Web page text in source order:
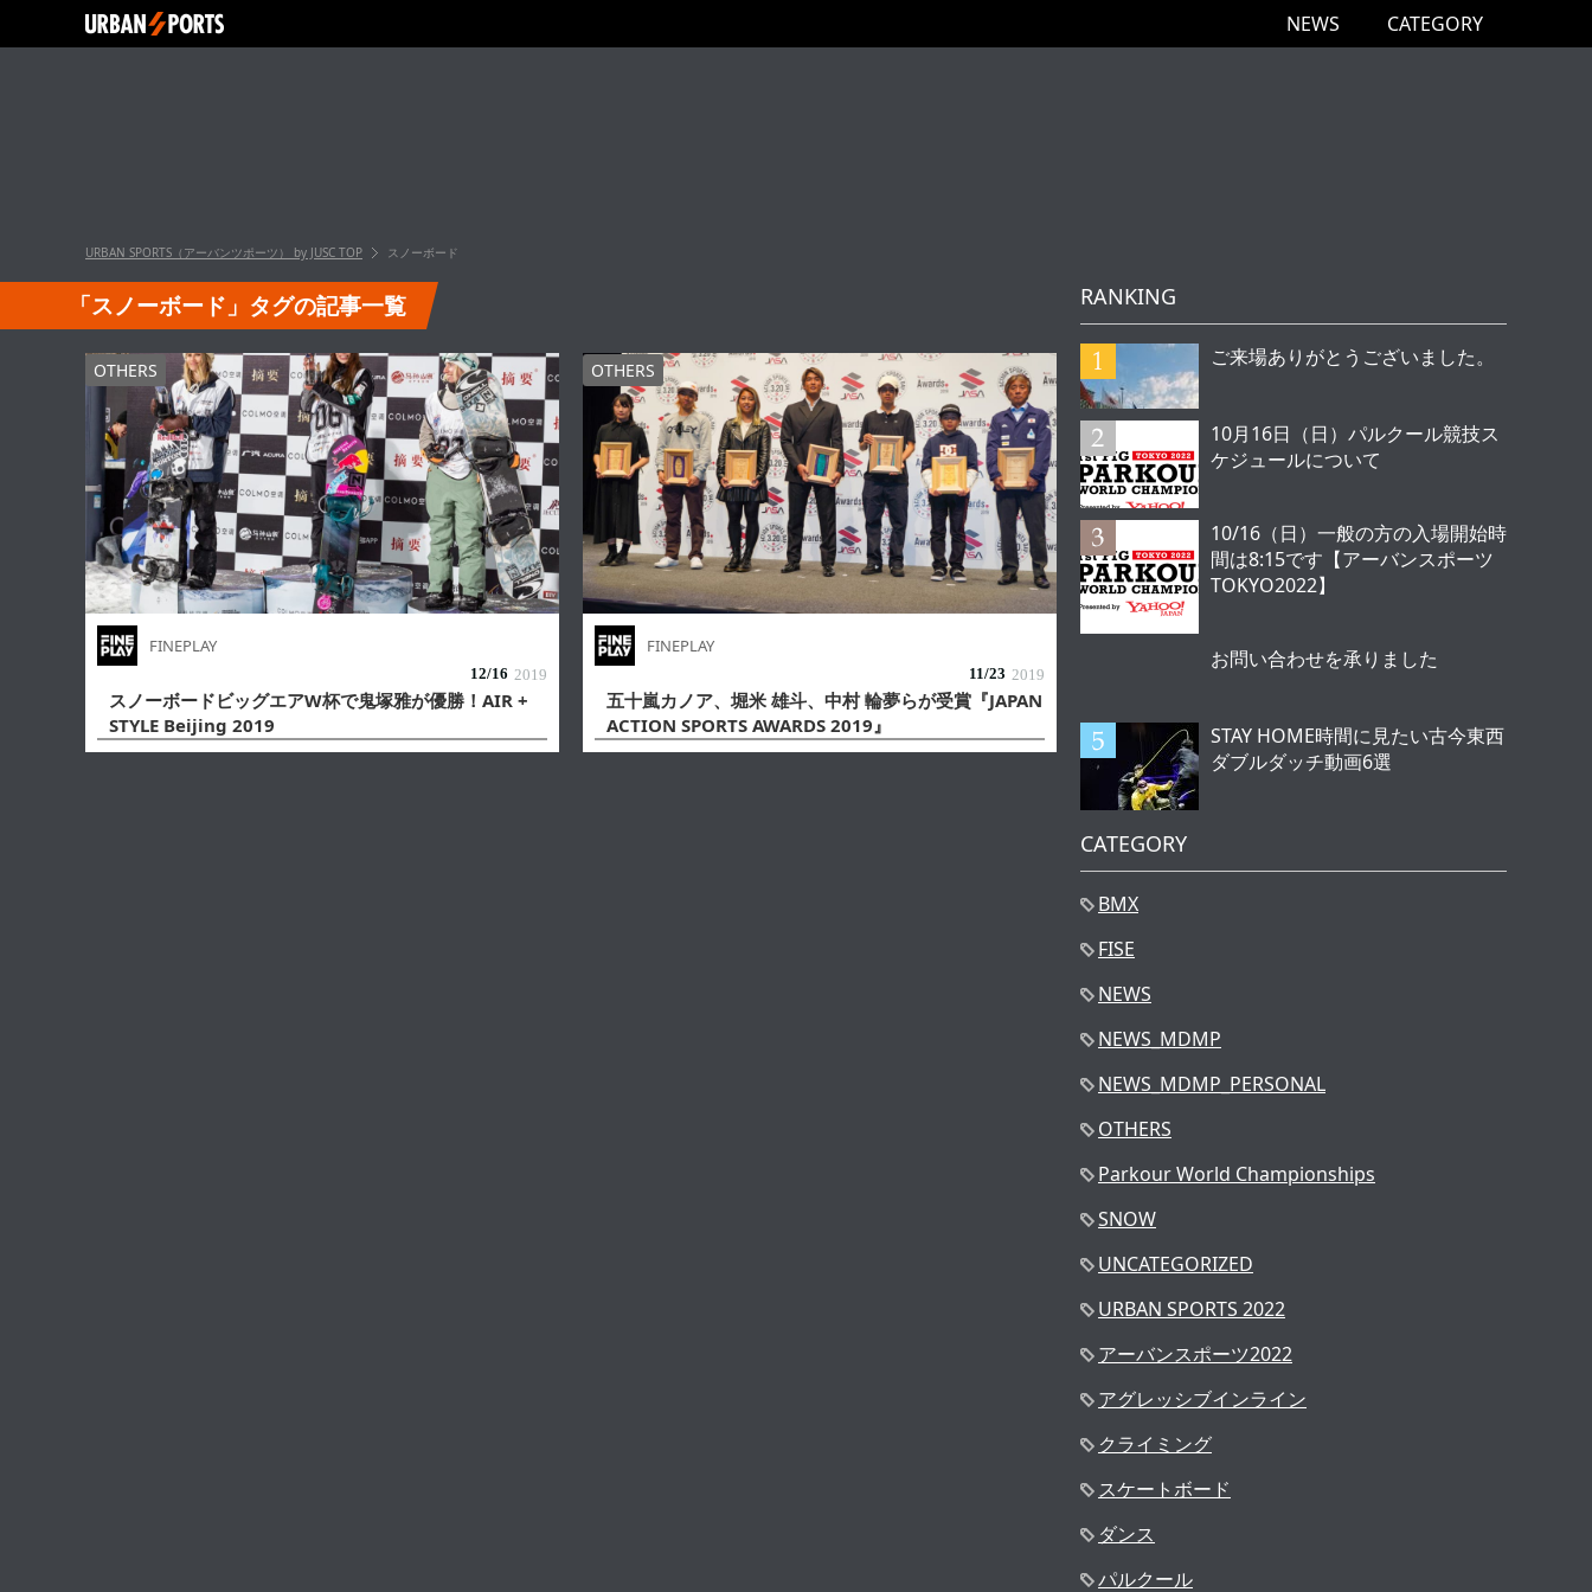
NEWS CATEGORY
URBAN SPORTS（アーバンツポーツ） by JUSC TOP スノーボード
「スノーボード」タグの記事一覧
OTHERS
FINEPLAY
12/16 2019
スノーボードビッグエアW杯で鬼塚雅が優勝！AIR +
STYLE Beijing 2019
OTHERS
FINEPLAY
11/23 2019
五十嵐カノア、堀米 雄斗、中村 輪夢らが受賞『JAPAN
ACTION SPORTS AWARDS 2019』
RANKING
ご来場ありがとうございました。
10月16日（日）パルクール競技ス
ケジュールについて
10/16（日）一般の方の入場開始時
間は8:15です【アーバンスポーツ
TOKYO2022】
お問い合わせを承りました
STAY HOME時間に見たい古今東西
ダブルダッチ動画6選
CATEGORY
BMX
FISE
NEWS
NEWS_MDMP
NEWS_MDMP_PERSONAL
OTHERS
Parkour World Championships
SNOW
UNCATEGORIZED
URBAN SPORTS 2022
アーバンスポーツ2022
アグレッシブインライン
クライミング
スケートボード
ダンス
パルクール